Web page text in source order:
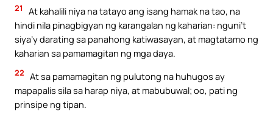
21
At kahalili niya na tatayo ang isang hamak na tao, na
hindi nila pinagbigyan ng karangalan ng kaharian: nguni’t
siya’y darating sa panahong katiwasayan, at magtatamo ng
kaharian sa pamamagitan ng mga daya.
22 At sa pamamagitan ng pulutong na huhugos ay
mapapalis sila sa harap niya, at mabubuwal; oo, pati ng
prinsipe ng tipan.